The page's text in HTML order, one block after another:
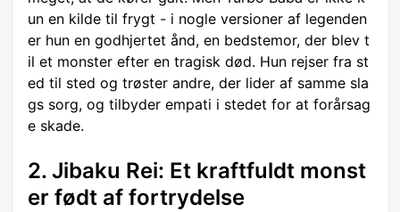
un en kilde til frygt - i nogle versioner af legenden
er hun en godhjertet ånd, en bedstemor, der blev t
il et monster efter en tragisk død. Hun rejser fra st
ed til sted og trøster andre, der lider af samme sla
gs sorg, og tilbyder empati i stedet for at forårsag
e skade.
2. Jibaku Rei: Et kraftfuldt monst
er født af fortrydelse